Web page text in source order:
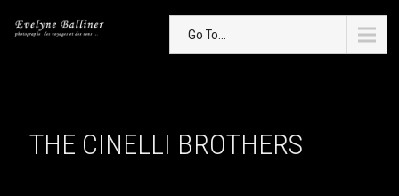
Go To...
THE CINELLI BROTHERS